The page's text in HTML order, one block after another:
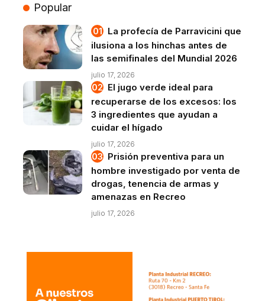
Popular
La profecía de Parravicini que
ilusiona a los hinchas antes de
las semifinales del Mundial 2026
julio 17, 2026
El jugo verde ideal para
recuperarse de los excesos: los
3 ingredientes que ayudan a
cuidar el hígado
julio 17, 2026
Prisión preventiva para un
hombre investigado por venta de
drogas, tenencia de armas y
amenazas en Recreo
julio 17, 2026